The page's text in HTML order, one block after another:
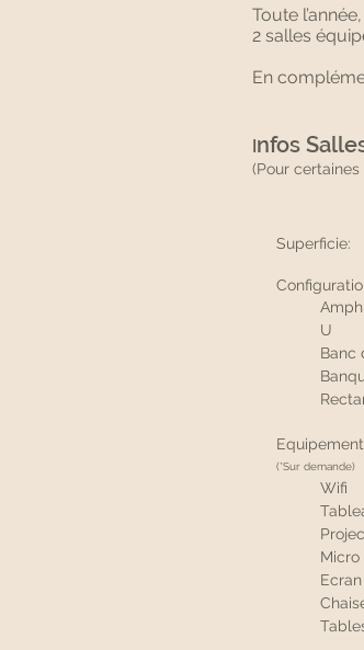
Toute
2 salles
En
Infos
(Pour
Superficie:
U
Banc
(*Sur demande)
Wifi
Micro
Ecran